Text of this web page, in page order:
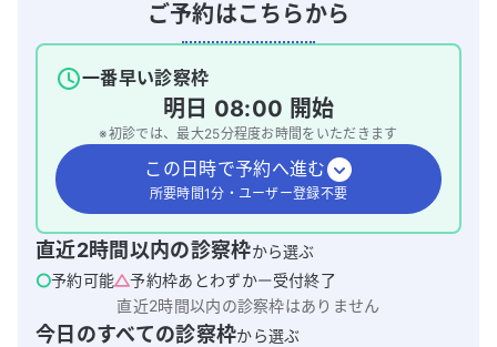
ご予約はこちらから
一番早い診察枠
明日 08:00 開始
※初診では、最大25分程度お時間をいただきます
この日時で予約へ進む
所要時間1分・ユーザー登録不要
直近2時間以内の診察枠から選ぶ
予約可能
予約枠あとわずか
受付終了
直近2時間以内の診察枠はありません
今日のすべての診察枠から選ぶ